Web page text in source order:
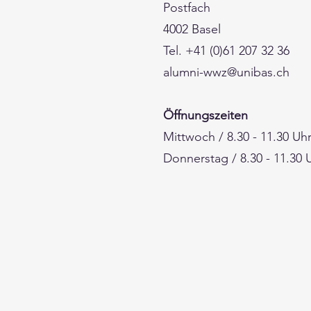
Postfach
4002 Basel
Tel. +41 (0)61 207 32 36
alumni-wwz@unibas.ch
Öffnungszeiten
Mittwoch / 8.30 - 11.30 Uhr
Donnerstag / 8.30 - 11.30